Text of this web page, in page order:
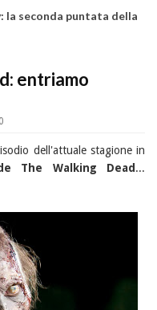
la seconda puntata della
entriamo
0
dell'attuale stagione in
The Walking Dead...